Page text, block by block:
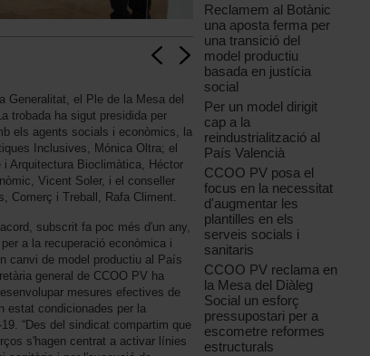
Generalitat, el Ple de la Mesa del
trobada ha sigut presidida per
els agents socials i econòmics, la
Inclusives, Mónica Oltra; el
Arquitectura Bioclimàtica, Héctor
Vicent Soler, i el conseller
Comerç i Treball, Rafa Climent.
subscrit fa poc més d'un any,
a la recuperació econòmica i
canvi de model productiu al País
general de CCOO PV ha
mesures efectives de
estat condicionades per la
“Des del sindicat compartim que
s'hagen centrat a activar línies
Reclamem al Botànic
una aposta ferma per
una transició del
model productiu
basada en justícia
social
Per un model dirigit
cap a la
reindustrialització al
País Valencià
CCOO PV posa el
focus en la necessitat
d'augmentar les
plantilles en els
serveis socials i
sanitaris
CCOO PV reclama en
la Mesa del Diàleg
Social un esforç
pressupostari per a
escometre reformes
estructurals